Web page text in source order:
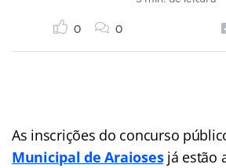
0 0
As inscrições do concurso
Municipal de Araiosesjá estão